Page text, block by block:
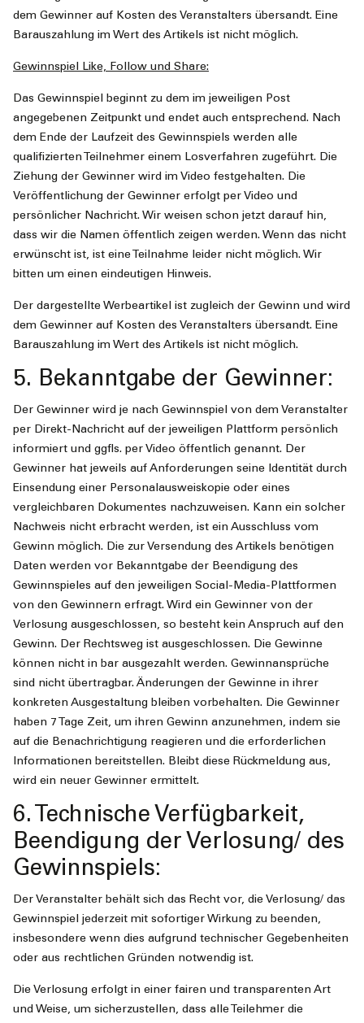
dem Gewinner auf Kosten des Veranstalters übersandt. Eine
Barauszahlung im Wert des Artikels ist nicht möglich.
Gewinnspiel Like, Follow und Share:
Das Gewinnspiel beginnt zu dem im jeweiligen Post
angegebenen Zeitpunkt und endet auch entsprechend. Nach
dem Ende der Laufzeit des Gewinnspiels werden alle
qualifizierten Teilnehmer einem Losverfahren zugeführt. Die
Ziehung der Gewinner wird im Video festgehalten. Die
Veröffentlichung der Gewinner erfolgt per Video und
persönlicher Nachricht. Wir weisen schon jetzt darauf hin,
dass wir die Namen öffentlich zeigen werden. Wenn das nicht
erwünscht ist, ist eine Teilnahme leider nicht möglich. Wir
bitten um einen eindeutigen Hinweis.
Der dargestellte Werbeartikel ist zugleich der Gewinn und wird
dem Gewinner auf Kosten des Veranstalters übersandt. Eine
Barauszahlung im Wert des Artikels ist nicht möglich.
5. Bekanntgabe der Gewinner:
Der Gewinner wird je nach Gewinnspiel von dem Veranstalter
per Direkt-Nachricht auf der jeweiligen Plattform persönlich
informiert und ggfls. per Video öffentlich genannt. Der
Gewinner hat jeweils auf Anforderungen seine Identität durch
Einsendung einer Personalausweiskopie oder eines
vergleichbaren Dokumentes nachzuweisen. Kann ein solcher
Nachweis nicht erbracht werden, ist ein Ausschluss vom
Gewinn möglich. Die zur Versendung des Artikels benötigen
Daten werden vor Bekanntgabe der Beendigung des
Gewinnspieles auf den jeweiligen Social-Media-Plattformen
von den Gewinnern erfragt. Wird ein Gewinner von der
Verlosung ausgeschlossen, so besteht kein Anspruch auf den
Gewinn. Der Rechtsweg ist ausgeschlossen. Die Gewinne
können nicht in bar ausgezahlt werden. Gewinnansprüche
sind nicht übertragbar. Änderungen der Gewinne in ihrer
konkreten Ausgestaltung bleiben vorbehalten. Die Gewinner
haben 7 Tage Zeit, um ihren Gewinn anzunehmen, indem sie
auf die Benachrichtigung reagieren und die erforderlichen
Informationen bereitstellen. Bleibt diese Rückmeldung aus,
wird ein neuer Gewinner ermittelt.
6. Technische Verfügbarkeit,
Beendigung der Verlosung/ des
Gewinnspiels:
Der Veranstalter behält sich das Recht vor, die Verlosung/ das
Gewinnspiel jederzeit mit sofortiger Wirkung zu beenden,
insbesondere wenn dies aufgrund technischer Gegebenheiten
oder aus rechtlichen Gründen notwendig ist.
Die Verlosung erfolgt in einer fairen und transparenten Art
und Weise, um sicherzustellen, dass alle Teilehmer die